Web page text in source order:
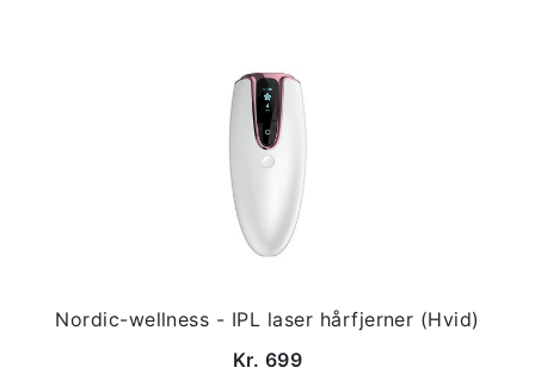
Nordic-wellness - IPL laser hårfjerner (Hvid)
Kr. 699